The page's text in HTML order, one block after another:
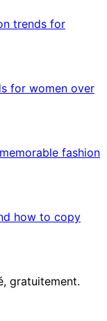
trends for
for women over
fashion
how to copy
gratuitement.